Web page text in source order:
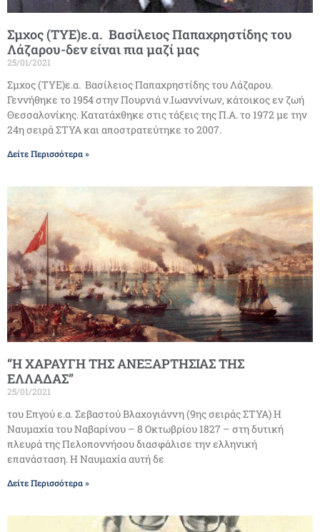
Σμχος (ΤΥΕ)ε.α. Βασίλειος Παπαχρηστίδης του
Λάζαρου-δεν είναι πια μαζί μας
25/01/2021
Σμχος (ΤΥΕ)ε.α. Βασίλειος Παπαχρηστίδης του Λάζαρου.
Γεννήθηκε το 1954 στην Πουρνιά ν.Ιωαννίνων, κάτοικος εν ζωή
Θεσσαλονίκης. Κατατάχθηκε στις τάξεις της Π.Α. το 1972 με την
24η σειρά ΣΤΥΑ και αποστρατεύτηκε το 2007.
Δείτε Περισσότερα »
“Η ΧΑΡΑΥΓΗ ΤΗΣ ΑΝΕΞΑΡΤΗΣΙΑΣ ΤΗΣ
ΕΛΛΑΔΑΣ”
25/01/2021
του Επγού ε.α. Σεβαστού Βλαχογιάννη (9ης σειράς ΣΤΥΑ) Η
Ναυμαχία του Ναβαρίνου – 8 Οκτωβρίου 1827 – στη δυτική
πλευρά της Πελοποννήσου διασφάλισε την ελληνική
επανάσταση. Η Ναυμαχία αυτή δε
Δείτε Περισσότερα »